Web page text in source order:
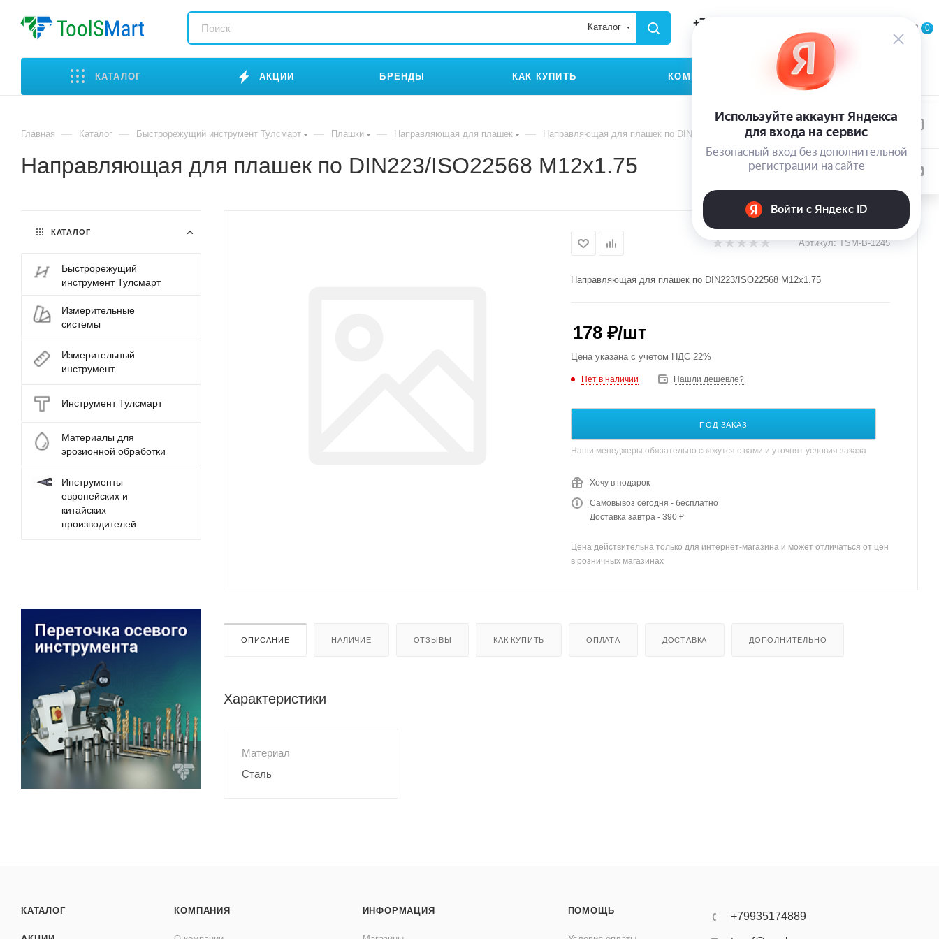
Каталог +79935174889 0
КАТАЛОГ АКЦИИ БРЕНДЫ КАК КУПИТЬ КОМПАНИЯ КОНТАКТЫ
Главная — Каталог — Быстрорежущий инструмент Тулсмарт — Плашки — Направляющая для плашек — Направляющая для плашек по DIN223/ISO22568 M12x1.75
Направляющая для плашек по DIN223/ISO22568 M12x1.75
Артикул: TSM-B-1245
Направляющая для плашек по DIN223/ISO22568 M12x1.75
178 ₽/шт
Цена указана с учетом НДС 22%
Нет в наличии Нашли дешевле?
ПОД ЗАКАЗ
Наши менеджеры обязательно свяжутся с вами и уточнят условия заказа
Хочу в подарок
Самовывоз сегодня - бесплатно
Доставка завтра - 390 ₽
Цена действительна только для интернет-магазина и может отличаться от цен
в розничных магазинах
ОПИСАНИЕ НАЛИЧИЕ ОТЗЫВЫ КАК КУПИТЬ ОПЛАТА ДОСТАВКА ДОПОЛНИТЕЛЬНО
Характеристики
Материал
Сталь
КАТАЛОГ
Быстрорежущий
инструмент Тулсмарт
Измерительные
системы
Измерительный
инструмент
Инструмент Тулсмарт
Материалы для
эрозионной обработки
Инструменты
европейских и
китайских
производителей
КАТАЛОГ КОМПАНИЯ ИНФОРМАЦИЯ ПОМОЩЬ +79935174889